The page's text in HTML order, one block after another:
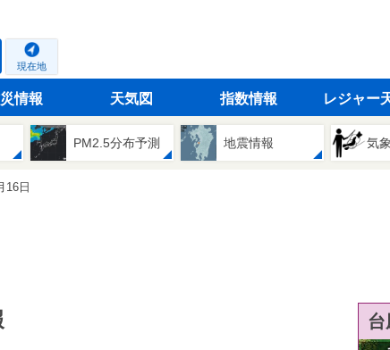
現在地
情報 天気図 指数情報 レジャー
PM2.5分布予測 地震情報 気
16日